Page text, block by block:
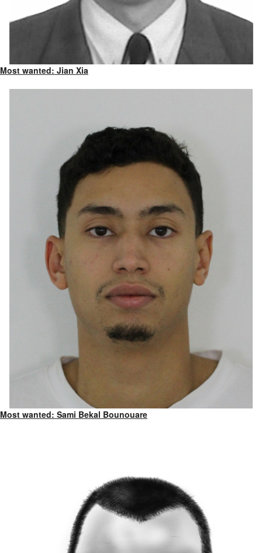
Most wanted: Jian Xia
Most wanted: Sami Bekal Bounouare